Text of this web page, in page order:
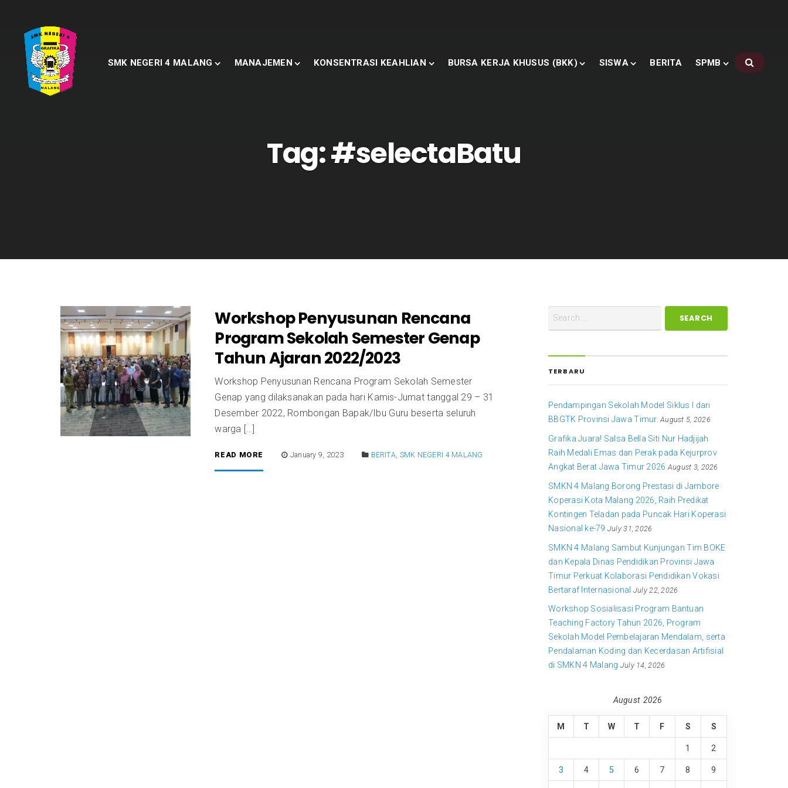
SMK NEGERI 4 MALANG MANAJEMEN KONSENTRASI KEAHLIAN BURSA KERJA KHUSUS (BKK) SISWA BERITA SPMB
Tag:#selectaBatu
Workshop Penyusunan Rencana
Program Sekolah Semester Genap
Tahun Ajaran 2022/2023
Workshop Penyusunan Rencana Program Sekolah Semester
Genap yang dilaksanakan pada hari Kamis-Jumat tanggal 29 – 31
Desember 2022, Rombongan Bapak/Ibu Guru beserta seluruh
warga […]
READ MORE January 9, 2023 BERITA SMK NEGERI 4 MALANG
TERBARU
Pendampingan Sekolah Model Siklus I dari
BBGTK Provinsi Jawa Timur. August 5, 2026
Grafika Juara! Salsa Bella Siti Nur Hadjijah
Raih Medali Emas dan Perak pada Kejurprov
Angkat Berat Jawa Timur 2026 August 3, 2026
SMKN 4 Malang Borong Prestasi di Jambore
Koperasi Kota Malang 2026, Raih Predikat
Kontingen Teladan pada Puncak Hari Koperasi
Nasional ke-79 July 31, 2026
SMKN 4 Malang Sambut Kunjungan Tim BOKE
dan Kepala Dinas Pendidikan Provinsi Jawa
Timur Perkuat Kolaborasi Pendidikan Vokasi
Bertaraf Internasional July 22, 2026
Workshop Sosialisasi Program Bantuan
Teaching Factory Tahun 2026, Program
Sekolah Model Pembelajaran Mendalam, serta
Pendalaman Koding dan Kecerdasan Artifisial
di SMKN 4 Malang July 14, 2026
August 2026
M T W T F S S
1 2
3 4 5 6 7 8 9